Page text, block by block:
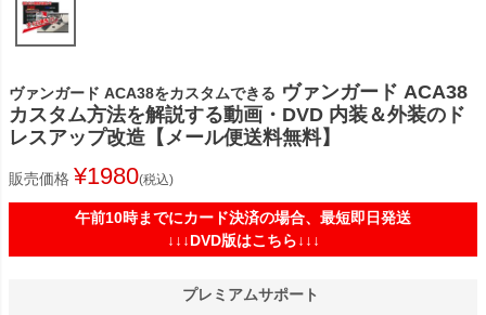
ヴァンガード ACA38をカスタムできる ヴァンガード ACA38
カスタム方法を解説する動画・DVD 内装＆外装のド
レスアップ改造【メール便送料無料】
販売価格 ¥1980 税込
午前10時までにカード決済の場合、最短即日発送
↓↓↓DVD版はこちら↓↓↓
プレミアムサポート